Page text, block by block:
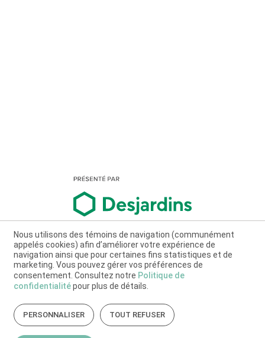
Nous utilisons des témoins de navigation (communément
appelés cookies) afin d’améliorer votre expérience de
navigation ainsi que pour certaines fins statistiques et de
marketing. Vous pouvez gérer vos préférences de
consentement. Consultez notre Politique de
confidentialitépour plus de détails.
PERSONNALISER TOUT REFUSER